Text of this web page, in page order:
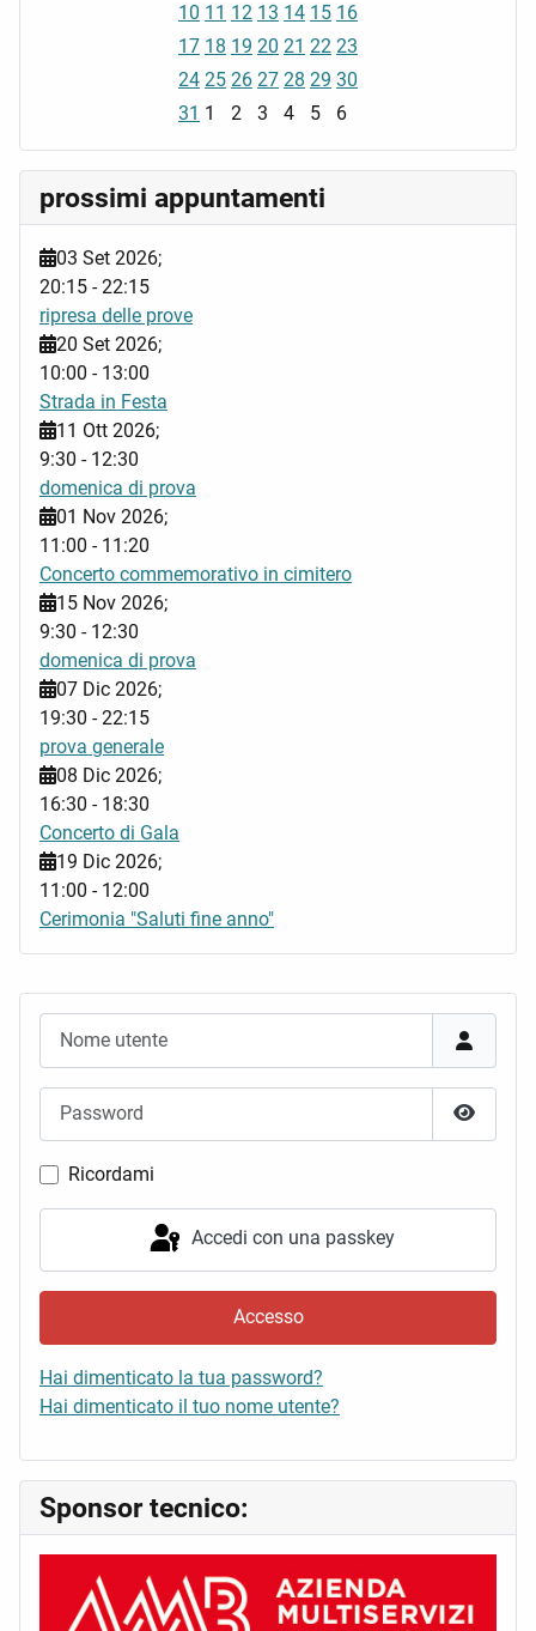
Mostra
Ricordami
Accedi con una passkey
Accesso
Hai dimenticato la tua password?
Hai dimenticato il tuo nome utente?
Sponsor tecnico:
10 11 12 13 14 15 16
17 18 19 20 21 22 23
24 25 26 27 28 29 30
31 1 2 3 4 5 6
prossimi appuntamenti
03 Set 2026;
20:15 -22:15
ripresa delle prove
20 Set 2026;
10:00 - 13:00
Strada in Festa
11 Ott 2026;
9:30 - 12:30
domenica di prova
01 Nov 2026;
11:00 - 11:20
Concerto commemorativo in cimitero
15 Nov 2026;
9:30 - 12:30
domenica di prova
07 Dic 2026;
19:30 -22:15
prova generale
08 Dic 2026;
16:30 - 18:30
Concerto di Gala
19 Dic 2026;
11:00 - 12:00
Cerimonia "Saluti fine anno"